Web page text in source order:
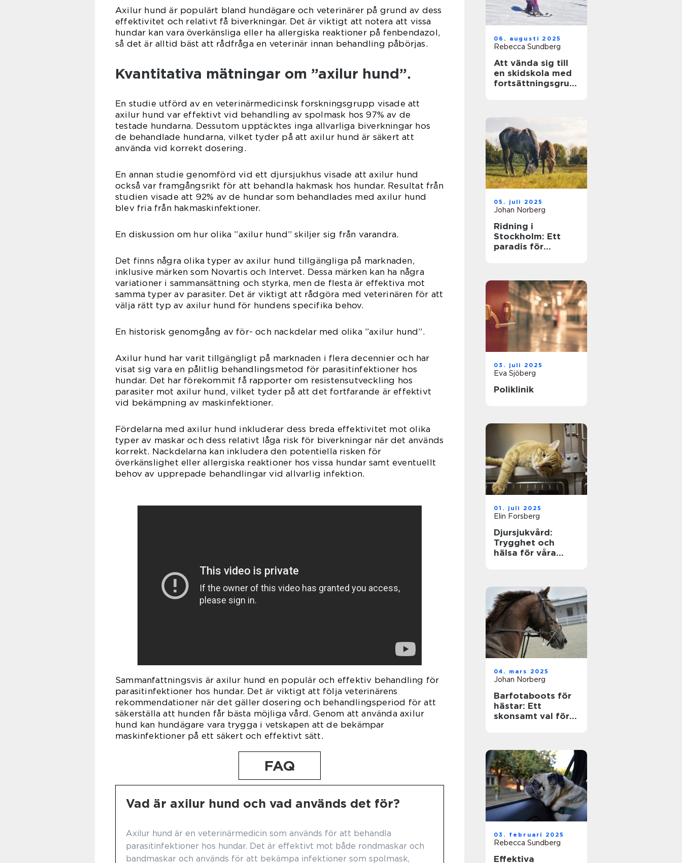
Axilur hund är populärt bland hundägare och veterinärer på grund av dess
effektivitet och relativt få biverkningar. Det är viktigt att notera att vissa
hundar kan vara överkänsliga eller ha allergiska reaktioner på fenbendazol,
så det är alltid bäst att rådfråga en veterinär innan behandling påbörjas.
Kvantitativa mätningar om ”axilur hund”.
En studie utförd av en veterinärmedicinsk forskningsgrupp visade att
axilur hund var effektivt vid behandling av spolmask hos 97% av de
testade hundarna. Dessutom upptäcktes inga allvarliga biverkningar hos
de behandlade hundarna, vilket tyder på att axilur hund är säkert att
använda vid korrekt dosering.
En annan studie genomförd vid ett djursjukhus visade att axilur hund
också var framgångsrikt för att behandla hakmask hos hundar. Resultat från
studien visade att 92% av de hundar som behandlades med axilur hund
blev fria från hakmaskinfektioner.
En diskussion om hur olika ”axilur hund” skiljer sig från varandra.
Det finns några olika typer av axilur hund tillgängliga på marknaden,
inklusive märken som Novartis och Intervet. Dessa märken kan ha några
variationer i sammansättning och styrka, men de flesta är effektiva mot
samma typer av parasiter. Det är viktigt att rådgöra med veterinären för att
välja rätt typ av axilur hund för hundens specifika behov.
En historisk genomgång av för- och nackdelar med olika ”axilur hund”.
Axilur hund har varit tillgängligt på marknaden i flera decennier och har
visat sig vara en pålitlig behandlingsmetod för parasitinfektioner hos
hundar. Det har förekommit få rapporter om resistensutveckling hos
parasiter mot axilur hund, vilket tyder på att det fortfarande är effektivt
vid bekämpning av maskinfektioner.
Fördelarna med axilur hund inkluderar dess breda effektivitet mot olika
typer av maskar och dess relativt låga risk för biverkningar när det används
korrekt. Nackdelarna kan inkludera den potentiella risken för
överkänslighet eller allergiska reaktioner hos vissa hundar samt eventuellt
behov av upprepade behandlingar vid allvarlig infektion.
Sammanfattningsvis är axilur hund en populär och effektiv behandling för
parasitinfektioner hos hundar. Det är viktigt att följa veterinärens
rekommendationer när det gäller dosering och behandlingsperiod för att
säkerställa att hunden får bästa möjliga vård. Genom att använda axilur
hund kan hundägare vara trygga i vetskapen att de bekämpar
maskinfektioner på ett säkert och effektivt sätt.
FAQ
Vad är axilur hund och vad används det för?
Axilur hund är en veterinärmedicin som används för att behandla
parasitinfektioner hos hundar. Det är effektivt mot både rondmaskar och
bandmaskar och används för att bekämpa infektioner som spolmask,
06. augusti 2025
Rebecca Sundberg
Att vända sig till
en skidskola med
fortsättningsgrup
05. juli 2025
Johan Norberg
Ridning i
Stockholm: Ett
paradis för
03. juli 2025
Eva Sjöberg
Poliklinik
01. juli 2025
Elin Forsberg
Djursjukvård:
Trygghet och
hälsa för våra
04. mars 2025
Johan Norberg
Barfotaboots för
hästar: Ett
skonsamt val för
03. februari 2025
Rebecca Sundberg
Effektiva